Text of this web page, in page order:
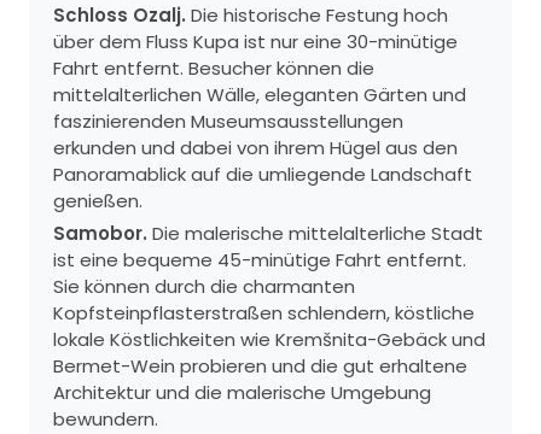
Schloss Ozalj. Die historische Festung hoch
über dem Fluss Kupa ist nur eine 30-minütige
Fahrt entfernt. Besucher können die
mittelalterlichen Wälle, eleganten Gärten und
faszinierenden Museumsausstellungen
erkunden und dabei von ihrem Hügel aus den
Panoramablick auf die umliegende Landschaft
genießen.
Samobor. Die malerische mittelalterliche Stadt
ist eine bequeme 45-minütige Fahrt entfernt.
Sie können durch die charmanten
Kopfsteinpflasterstraßen schlendern, köstliche
lokale Köstlichkeiten wie Kremšnita-Gebäck und
Bermet-Wein probieren und die gut erhaltene
Architektur und die malerische Umgebung
bewundern.